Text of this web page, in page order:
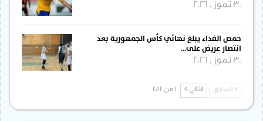
30 تموز , 2026
حمص الفداء يبلغ نهائي كأس الجمهورية بعد
انتصار عريض على…
30 تموز , 2026
السابق التالي